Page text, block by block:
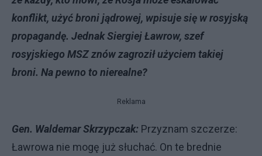
konflikt, użyć broni jądrowej, wpisuje się w rosyjską
propagandę. Jednak Siergiej Ławrow, szef
rosyjskiego MSZ znów zagroził użyciem takiej
broni. Na pewno to nierealne?
Reklama
Gen. Waldemar Skrzypczak: Przyznam szczerze:
Ławrowa nie mogę już słuchać. On te brednie